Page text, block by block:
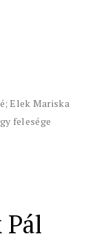
Elek Mariska
felesége
Pál